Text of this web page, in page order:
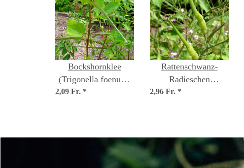
Bockshornklee
(Trigonella foenum-
graecum) Samen
2,09 Fr. *
Rattenschwanz-
Radieschen
(Raphanus caudatus)
2,96 Fr. *